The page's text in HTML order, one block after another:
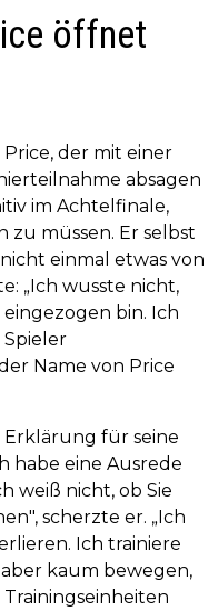
öffnet
der mit einer
absagen
im Achtelfinale,
zu müssen. Er selbst
einmal etwas von
„Ich wusste nicht,
bin. Ich
Spieler
Name von Price
Erklärung für seine
habe eine Ausrede
weiß nicht, ob Sie
scherzte er. „Ich
Ich trainiere
kaum bewegen,